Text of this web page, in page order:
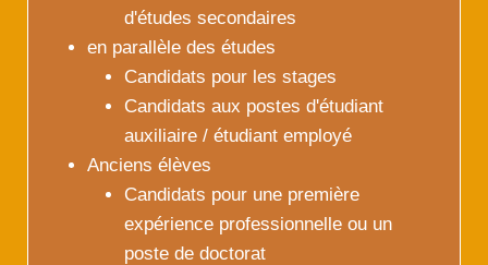
d'études secondaires
en parallèle des études
Candidats pour les stages
Candidats aux postes d'étudiant
auxiliaire / étudiant employé
Anciens élèves
Candidats pour une première
expérience professionnelle ou un
poste de doctorat